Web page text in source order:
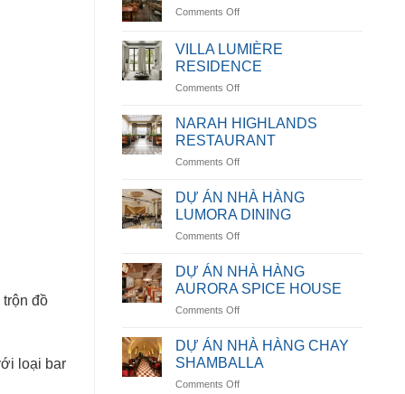
đồ
loại bar
Comments Offon
HÀNG
OCEANICA
VILLA LUMIÈRE
RESIDENCE
Comments Offon
LUMIÈRE
RESIDENCE
NARAH HIGHLANDS
RESTAURANT
Comments Offon
HIGHLANDS
RESTAURANT
DỰ ÁN NHÀ HÀNG
LUMORA DINING
Comments Offon
ÁN
NHÀ
HÀNG
LUMORA
DỰ ÁN NHÀ HÀNG
AURORA SPICE HOUSE
Comments Offon
ÁN
NHÀ
HÀNG
AURORA
DỰ ÁN NHÀ HÀNG CHAY
SHAMBALLA
Comments Offon